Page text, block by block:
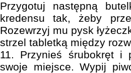
Przygotuj następną
kredensu tak, żeby
Rozewrzyj mu pysk
strzel tabletką między
11. Przynieś śrubokręt i
swoje miejsce. Wypij